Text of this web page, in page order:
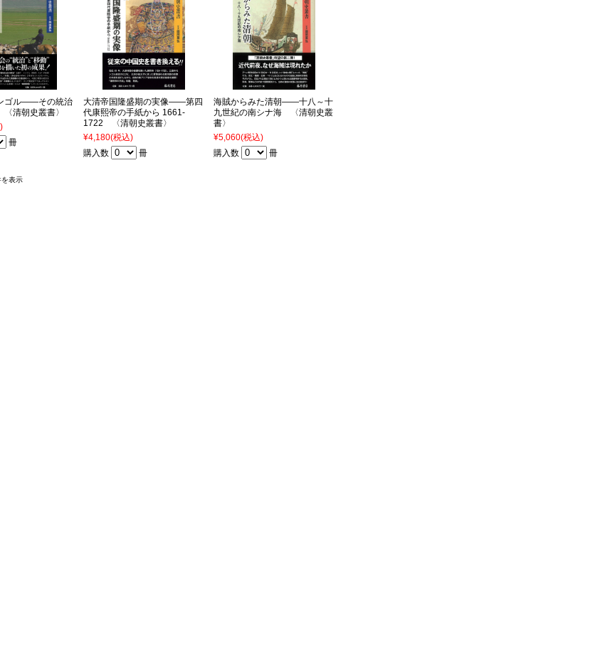
ゴル――その統治
清朝史叢書〉
冊
大清帝国隆盛期の実像――第四
代康熙帝の手紙から 1661-
1722 〈清朝史叢書〉
¥4,180(税込)
購入数
冊
海賊からみた清朝――十八～十
九世紀の南シナ海 〈清朝史叢
書〉
¥5,060(税込)
購入数
冊
表示